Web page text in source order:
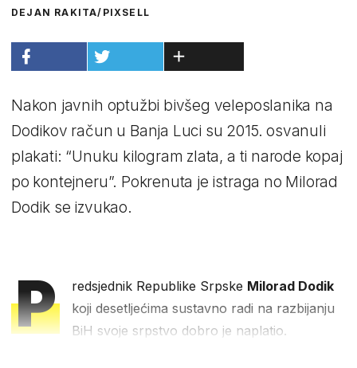
DEJAN RAKITA/PIXSELL
Nakon javnih optužbi bivšeg veleposlanika na
Dodikov račun u Banja Luci su 2015. osvanuli
plakati: “Unuku kilogram zlata, a ti narode kopaj
po kontejneru”. Pokrenuta je istraga no Milorad
Dodik se izvukao.
P redsjednik Republike Srpske Milorad Dodik
koji desetljećima sustavno radi na razbijanju
BiH svoje srpstvo dobro je naplatio.